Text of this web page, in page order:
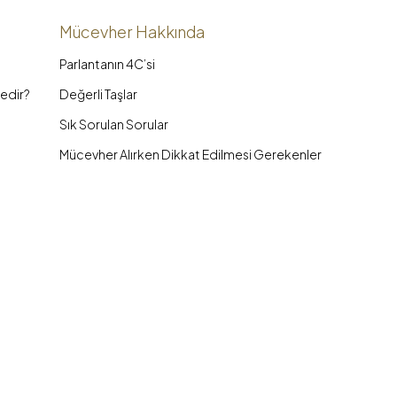
Mücevher Hakkında
Parlantanın 4C’si
Değerli Taşlar
Sık Sorulan Sorular
Mücevher Alırken Dikkat Edilmesi Gerekenler